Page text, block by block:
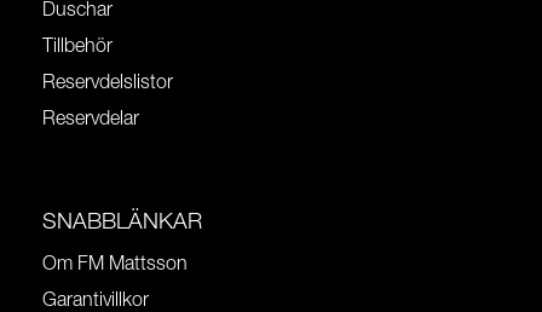
Duschar
Tillbehör
Reservdelslistor
Reservdelar
SNABBLÄNKAR
Om FM Mattsson
Garantivillkor